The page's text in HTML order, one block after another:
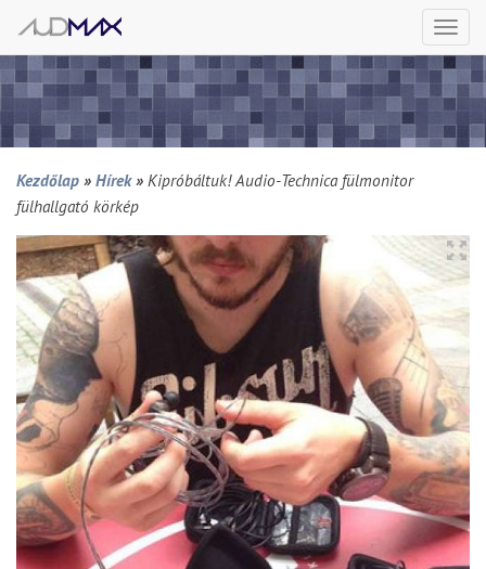
Kezdőlap » Hírek » Kipróbáltuk! Audio-Technica fülmonitor
fülhallgató körkép